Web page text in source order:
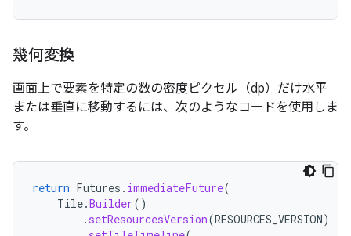
幾何変換
画面上で要素を特定の数の密度ピクセル（dp）だけ水平
または垂直に移動するには、次のようなコードを使用しま
す。
return Futures . immediateFuture(
Tile.Builder()
. setResourcesVersion(RESOURCES_VERSION)